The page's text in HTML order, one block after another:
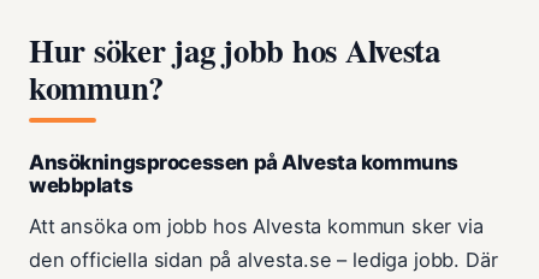
Hur söker jag jobb hos Alvesta
kommun?
Ansökningsprocessen på Alvesta kommuns
webbplats
Att ansöka om jobb hos Alvesta kommun sker via
den officiella sidan på alvesta.se – lediga jobb. Där